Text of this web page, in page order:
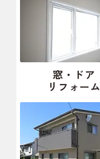
窓・ドア
リフォーム